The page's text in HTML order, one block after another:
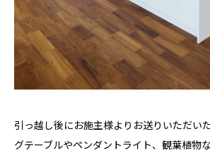
引っ越し後にお施主様よりお送りいただい
グテーブルやペンダントライト、観葉植物